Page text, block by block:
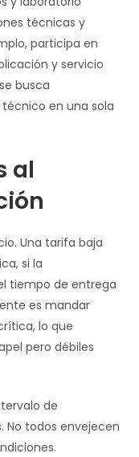
técnicas y
participa en
y servicio
busca
en una sola
al
Una tarifa baja
si la
tiempo de entrega
es mandar
lo que
pero débiles
de
No todos envejecen